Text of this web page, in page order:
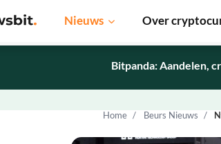
Nieuws Over
Home Beurs Nieuws
Bitpanda: Aandelen,